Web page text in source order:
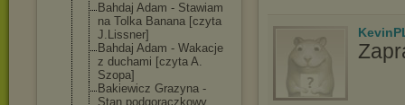
Bahdaj Adam - Stawiam
na Tolka Banana [czyta
J.Lissner]
Bahdaj Adam - Wakacje
z duchami [czyta A.
Szopa]
Bakiewicz Grazyna -
Stan podgoraczkowy